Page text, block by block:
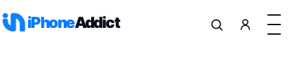
iPhoneAddict